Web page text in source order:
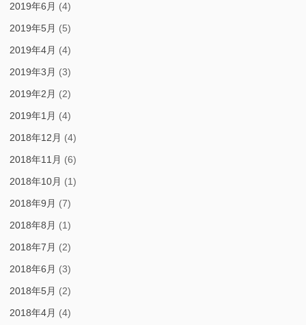
2019年6月 (4)
2019年5月 (5)
2019年4月 (4)
2019年3月 (3)
2019年2月 (2)
2019年1月 (4)
2018年12月 (4)
2018年11月 (6)
2018年10月 (1)
2018年9月 (7)
2018年8月 (1)
2018年7月 (2)
2018年6月 (3)
2018年5月 (2)
2018年4月 (4)